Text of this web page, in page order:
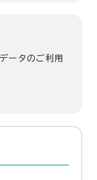
ータのご利用